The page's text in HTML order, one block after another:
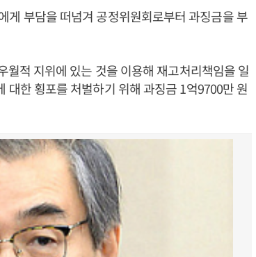
게 부담을 떠넘겨 공정위원회로부터 과징금을 부
적 지위에 있는 것을 이용해 재고처리책임을 일
대한 횡포를 처벌하기 위해 과징금 1억9700만 원